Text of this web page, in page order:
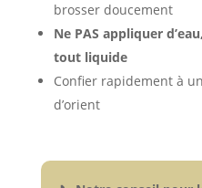
brosser doucement
Ne PAS appliquer
tout liquide
Confier rapidement à
d’orient